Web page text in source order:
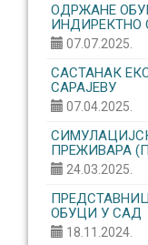
ОДРЖАНЕ
ИНДИРЕКТНО
07.07.2025.
САСТАНАК
САРАЈЕВУ
07.04.2025.
ПРЕЖИВАРА
24.03.2025.
ОБУЦИ У САД
18.11.2024.